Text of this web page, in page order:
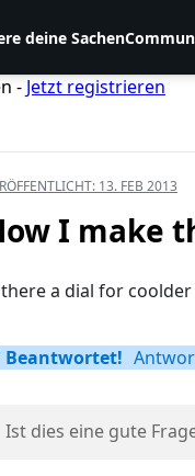
deine Sachen
- Jetzt registrieren
13. FEB 2013
I make
a dial for
Beantwortet!
Ist dies eine gute